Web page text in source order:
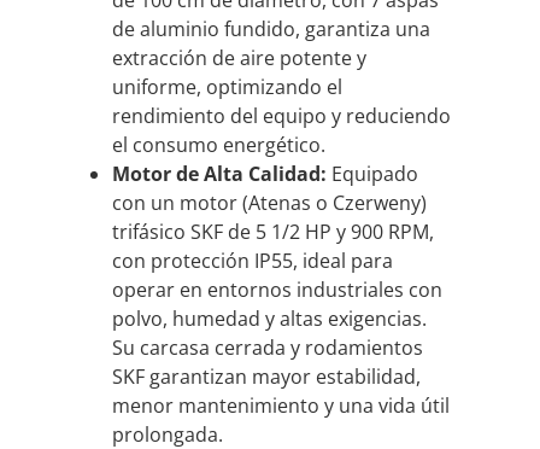
de aluminio fundido, garantiza una
extracción de aire potente y
uniforme, optimizando el
rendimiento del equipo y reduciendo
el consumo energético.
Motor de Alta Calidad: Equipado
con un motor (Atenas o Czerweny)
trifásico SKF de 5 1/2 HP y 900 RPM,
con protección IP55, ideal para
operar en entornos industriales con
polvo, humedad y altas exigencias.
Su carcasa cerrada y rodamientos
SKF garantizan mayor estabilidad,
menor mantenimiento y una vida útil
prolongada.